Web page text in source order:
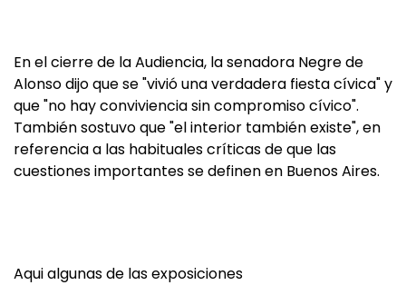
En el cierre de la Audiencia, la senadora Negre de
Alonso dijo que se "vivió una verdadera fiesta cívica" y
que "no hay conviviencia sin compromiso cívico".
También sostuvo que "el interior también existe", en
referencia a las habituales críticas de que las
cuestiones importantes se definen en Buenos Aires.
Aqui algunas de las exposiciones